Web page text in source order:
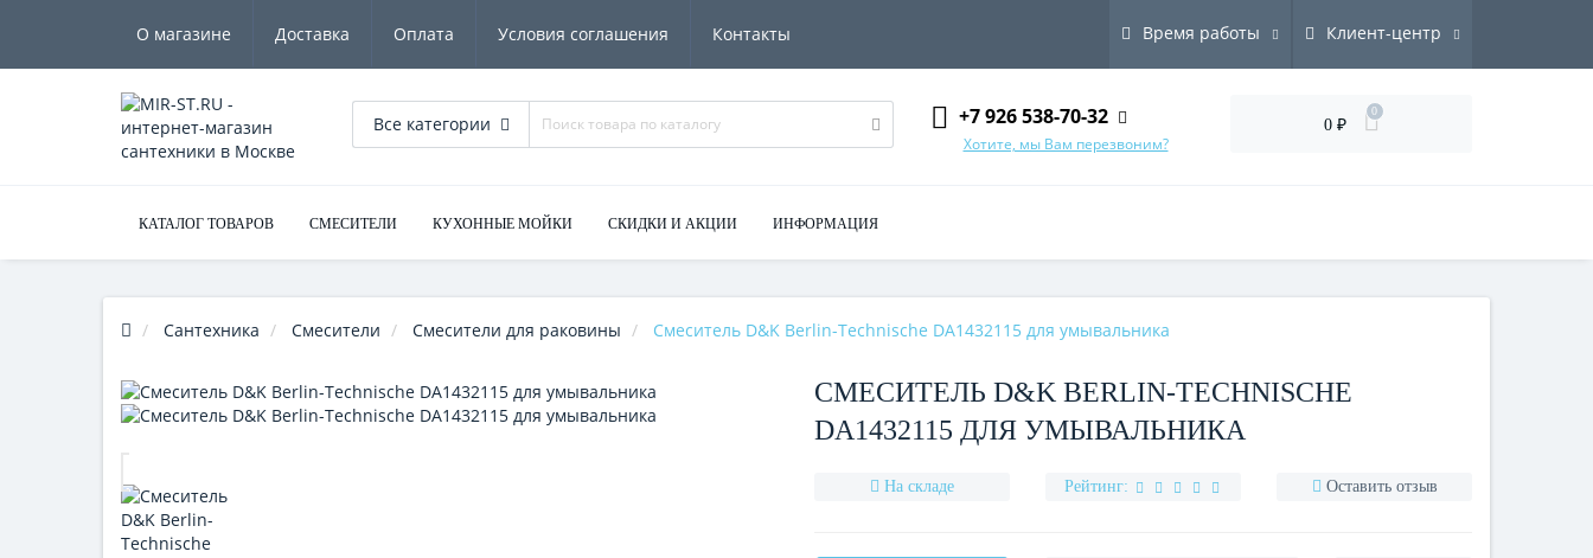
О магазине Доставка Оплата Условия соглашения Контакты Время работы Клиент-центр
Все категории +7 926 538-70-32
Хотите, мы Вам перезвоним?
0 ₽
0
КАТАЛОГ ТОВАРОВ СМЕСИТЕЛИ КУХОННЫЕ МОЙКИ СКИДКИ И АКЦИИ ИНФОРМАЦИЯ
Сантехника Смесители Смесители для раковины Смеситель D&K Berlin-Technische DA1432115 для умывальника
СМЕСИТЕЛЬ D&K BERLIN-TECHNISCHE
DA1432115 ДЛЯ УМЫВАЛЬНИКА
На складе Рейтинг: Оставить отзыв